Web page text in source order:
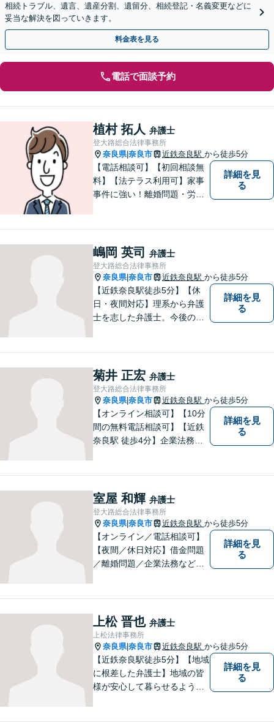
相続トラブル、遺言、遺産分割、遺留分、相続登記・名義変更などに
妥当な解決を図っていきます。
料金表を見る
電話で面談予約
植村 拓人 弁護士
登大路総合法律事務所
奈良県|奈良市 近鉄奈良駅 から徒歩5分
【電話相談可】【初回相談無
料】【法テラス利用可】家事
事件に強い！離婚問題・労働
談しやすい弁護士を目指す
【夜間・休日面談可】【完全
個室】【近鉄奈良駅5分】
詳細を見
る
嶋岡 英司 弁護士
登大路総合法律事務所
奈良県|奈良市 近鉄奈良駅 から徒歩5分
【近鉄奈良駅徒歩5分】【休
日・夜間対応】理系から弁護
士を志した弁護士。今後の生
無料相談をご利用ください。
【Zoom相談可】
詳細を見
る
菊井 正宏 弁護士
登大路総合法律事務所
奈良県|奈良市 近鉄奈良駅 から徒歩5分
【オンライン相談可】【10分
間の無料電話相談可】【近鉄
奈良駅 徒歩4分】企業法務／
報をご提供します！少しでも
疑問をお持ちの方は、まずご
相談を！
詳細を見
る
室屋 和輝 弁護士
登大路総合法律事務所
奈良県|奈良市 近鉄奈良駅 から徒歩5分
【オンライン／電話相談可】
【夜間／休日対応】借金問題
／離婚問題／企業法務など幅
さまに安心を与えることを目
指します。【地域に根差した
弁護士】まずはお気軽にご相
談ください。
詳細を見
る
上松 晋也 弁護士
上松法律事務所
奈良県|奈良市 近鉄奈良駅 から徒歩5分
【近鉄奈良駅徒歩5分】【地域
に根差した弁護士】地域の皆
様が安心して暮らせるように
詳細を見
る